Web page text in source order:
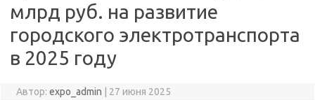
млрд руб. на развитие
городского электротранспорта
в 2025 году
Автор: expo_admin 27 июня 2025